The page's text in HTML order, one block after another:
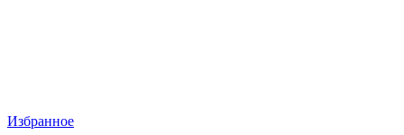
Избранное